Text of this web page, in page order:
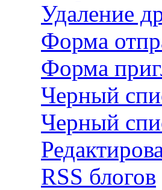
Удаление
Форма
Форма
Черный
Черный
RSS блогов